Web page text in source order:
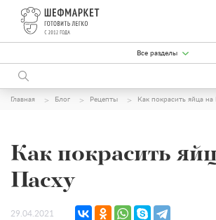
Все разделы
Главная Блог Рецепты Как покрасить яйца на
Как покрасить
Пасху
29.04.2021